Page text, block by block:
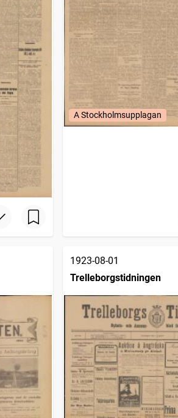
A Stockholmsupplagan
1923-08-01
Trelleborgstidningen